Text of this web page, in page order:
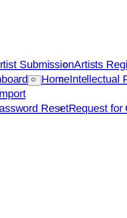
SubmissionArtists
HomeIntellectual
ResetRequest for